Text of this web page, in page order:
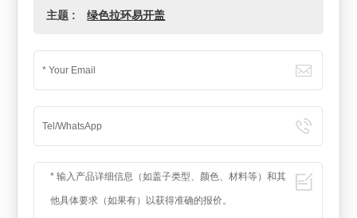
主题 : 绿色拉环易开盖